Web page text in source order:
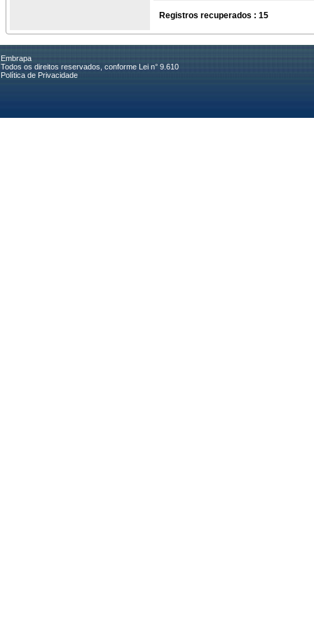
Registros recuperados : 15
Embrapa
Todos os direitos reservados, conforme Lei n° 9.610
Política de Privacidade